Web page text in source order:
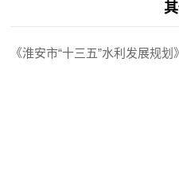
《淮安市“十三五”水利发展规划